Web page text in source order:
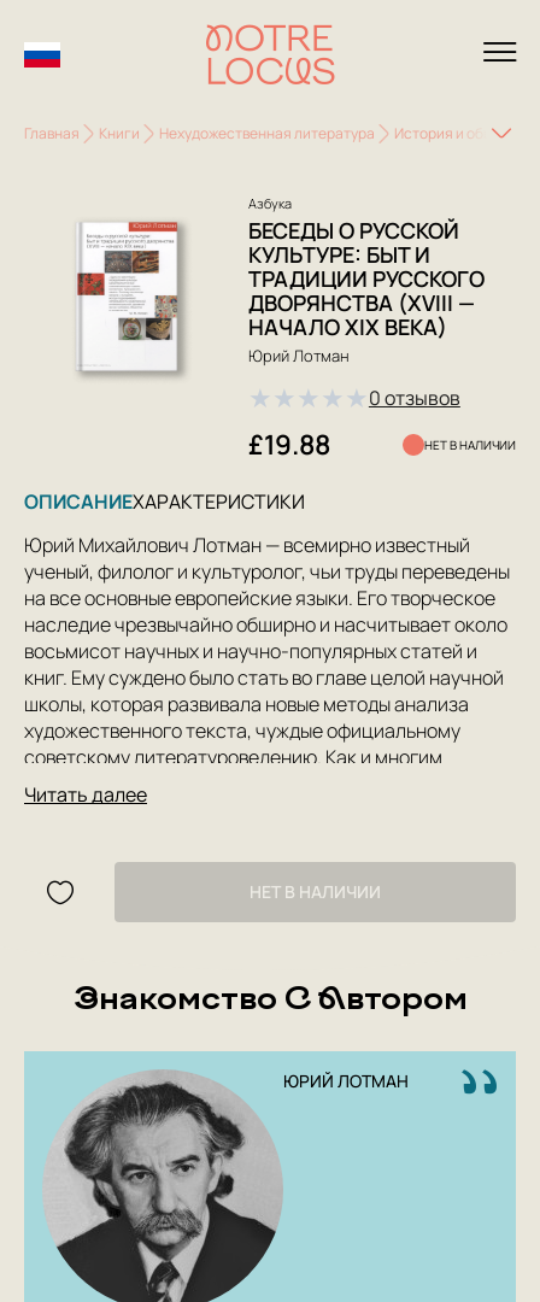
Главная Книги Нехудожественная литература История и общество
Азбука
БЕСЕДЫ О РУССКОЙ
КУЛЬТУРЕ: БЫТ И
ТРАДИЦИИ РУССКОГО
ДВОРЯНСТВА (XVIII —
НАЧАЛО XIX ВЕКА)
Юрий Лотман
★★★★★0 отзывов
£19.88 НЕТ В НАЛИЧИИ
ОПИСАНИЕХАРАКТЕРИСТИКИ
Юрий Михайлович Лотман — всемирно известный
ученый, филолог и культуролог, чьи труды переведены
на все основные европейские языки. Его творческое
наследие чрезвычайно обширно и насчитывает около
восьмисот научных и научно-популярных статей и
книг. Ему суждено было стать во главе целой научной
школы, которая развивала новые методы анализа
художественного текста, чуждые официальному
советскому литературоведению. Как и многим
выдающимся ученым, Ю. М. Лотману было трудно
оставаться в рамках одной научной дисциплины: его
XVIII и XIX веков, но и истории русской общественной
мысли, теории искусства, культурологии. В конце
1980-х годов он читал на телевидении лекции о быте и
телевизионного цикла лекций ученым и была создана
книга «Беседы о русской культуре». Она погружает
читателя в эпоху XVIII — начала XIX века, которая
представлена через реалии повседневной жизни:
табель о рангах, домашнее образование,
великосветский бал, дуэль, карточная игра и др.
Благодаря разнообразию привлеченных
документальных источников, широте обобщений и
доступности изложения одно из важнейших
исследований по истории русской дворянской
культуры до сих пор остается популярным не только
среди специалистов, но и у широкой читательской
Читать далее
НЕТ В НАЛИЧИИ
Знакомство С Автором
ЮРИЙ ЛОТМАН